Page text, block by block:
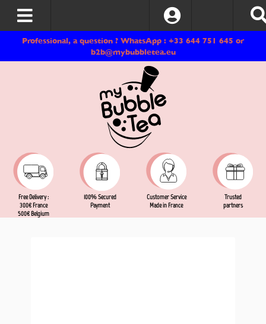
Professional, a question ? WhatsApp : +33 644 751 645 or
b2b@mybubbletea.eu
Free Delivery :
300€ France
500€ Belgium
100% Secured
Payment
Customer Service
Made in France
Trusted
partners
Log In